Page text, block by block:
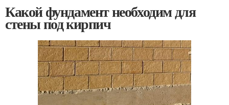
Какой фундамент необходим для
стены под кирпич